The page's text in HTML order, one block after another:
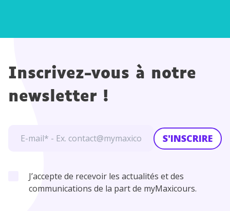
Inscrivez-vous à notre
newsletter !
S'INSCRIRE
J’accepte de recevoir les actualités et des
communications de la part de myMaxicours.